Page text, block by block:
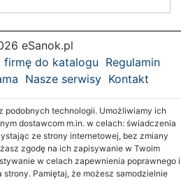
eSanok.pl
firmę do katalogu Regulamin
Nasze serwisy Kontakt
podobnych technologii. Umożliwiamy ich
dostawcom m.in. w celach: świadczenia
ze strony internetowej, bez zmiany
zgodę na ich zapisywanie w Twoim
w celach zapewnienia poprawnego i
Pamiętaj, że możesz samodzielnie